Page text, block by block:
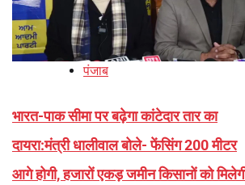
पंजाब
भारत-पाक सीमा पर बढ़ेगा कांटेदार तार का
दायरा:मंत्री धालीवाल बोले- फेंसिंग 200 मीटर
आगे होगी, हजारों एकड़ जमीन किसानों को